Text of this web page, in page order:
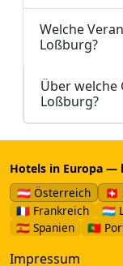
Welche
Loßburg?
Über welche
Loßburg?
Hotels in Europa —
🇦🇹 Österreich
🇨🇭
🇫🇷 Frankreich
🇱🇺
🇪🇸 Spanien
🇵🇹
Impressum